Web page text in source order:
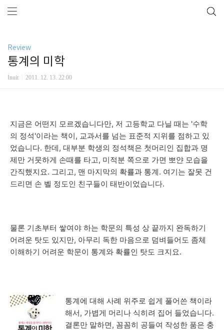
Review
통계의 미학
Inuit 2011. 12. 13. 22:00
지금은 어떤지 모르겠습니다만, 저 고등학교 다닐 때는 '수학
의 정석'이라는 책이, 교과서를 넘는 표준적 지위를 점하고 있
었습니다. 한데, 대부분 학생의 정석책은 첫머리인 집합과 명
제만 거뭇하게 손때를 타고, 미적분 쪽으로 가면 뽀얀 모습을
간직했지요. 그리고, 맨 마지막의 확률과 통계. 여기는 잘못 건
드리면 손 벨 정도인 친구들이 태반이었습니다.
물론 기초부터 쌓여야 하는 학문의 특성 상 끝까지 완독하기
어려운 탓도 있지만, 아무리 독한 마음으로 덤벼들어도 좀체
이해하기 어려운 학문이 통계와 확률인 탓도 크지요.
통계에 대해 사례 위주로 쉽게 풀어쓴 책이라
해서, 가볍게 머리나 식히려 집어 들었습니다.
결론만 말하면, 꼼꼼히 공들여 작성한 품은 충